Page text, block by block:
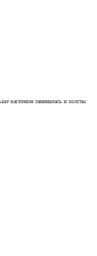
кастомом занималась и холсты